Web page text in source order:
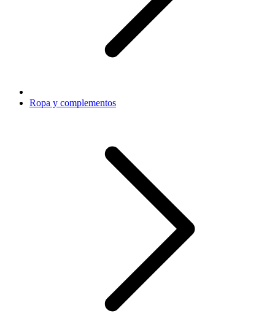
Ropa y complementos